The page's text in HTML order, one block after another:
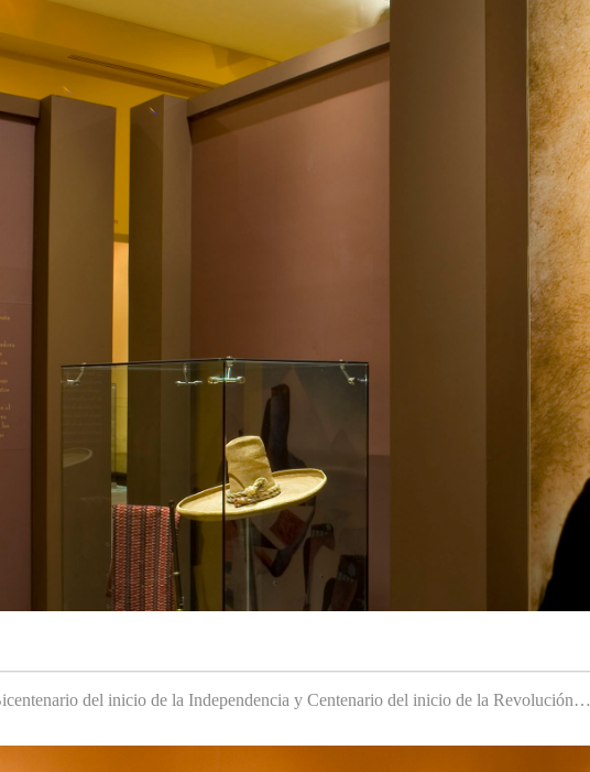
del inicio de la Independencia y Centenario del inicio de la Revolución…